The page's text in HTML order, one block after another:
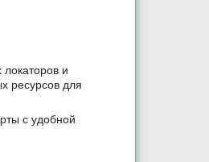
и
ресурсов для
с удобной